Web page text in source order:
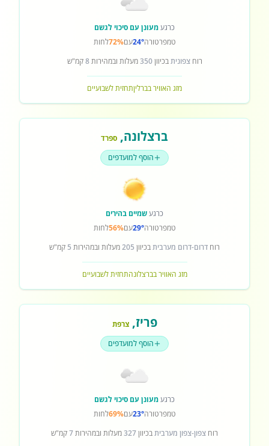
כרגעמעונן עם סיכוי לגשם
טמפרטורה24°עם72%לחות
רוחצפוניתבכיוון350מעלות ובמהירות8קמ"ש
מזג האוויר בברליןתחזית לשבועיים
ברצלונה, ספרד
הוסף למועדפים
כרגעשמיים בהירים
טמפרטורה29°עם56%לחות
רוח דרום-דרום מערביתבכיוון 205מעלות ובמהירות 5 קמ"ש
מזג האוויר בברצלונהתחזית לשבועיים
פריז,צרפת
הוסף למועדפים
כרגעמעונן עם סיכוי לגשם
טמפרטורה23°עם69%לחות
רוח צפון-צפון מערביתבכיוון327מעלות ובמהירות7קמ"ש